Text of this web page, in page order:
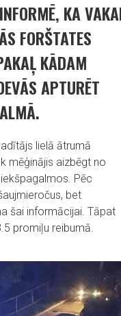
KA
FORŠTATES
KĀDAM
APTURĒT
lielā ātrumā
mēģinājis aizbēgt no
Pēc
bet
šai informācijai. Tāpat
promiļu reibumā.